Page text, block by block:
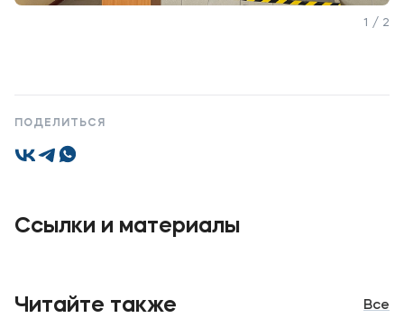
Об образовательной организации
1 / 2
ПОДЕЛИТЬСЯ
Ссылки и материалы
Читайте также Все